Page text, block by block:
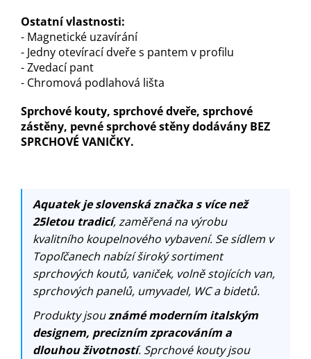
Ostatní vlastnosti:
- Magnetické uzavírání
- Jedny otevírací dveře s pantem v profilu
- Zvedací pant
- Chromová podlahová lišta
Sprchové kouty, sprchové dveře, sprchové
zástěny, pevné sprchové stěny dodávány BEZ
SPRCHOVÉ VANIČKY.
Aquatek je slovenská značka s více než
25letou tradicí, zaměřená na výrobu
kvalitního koupelnového vybavení. Se sídlem v
Topoľčanech nabízí široký sortiment
sprchových koutů, vaniček, volně stojících van,
sprchových panelů, umyvadel, WC a bidetů.
Produkty jsouznámé moderním italským
designem, precizním zpracováním a
dlouhou životností. Sprchové kouty jsou